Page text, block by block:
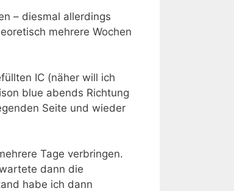
– diesmal allerdings
mehrere Wochen
IC (näher will ich
blue abends Richtung
Seite und wieder
Tage verbringen.
dann die
habe ich dann